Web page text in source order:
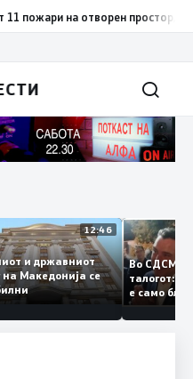
на отворен простор, од
12:46
и државниот
на Македонија се
Во СДСМ
е само
копија
Заев